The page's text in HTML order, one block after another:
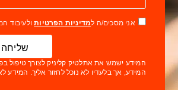
אני מסכים/ה למדיניות הפרטיותולעיבוד
שליחה
המידע ישמש את אתלטיק קליניק לצורך טיפול
המידע, אך בלעדיו לא נוכל לחזור אליך. המידע